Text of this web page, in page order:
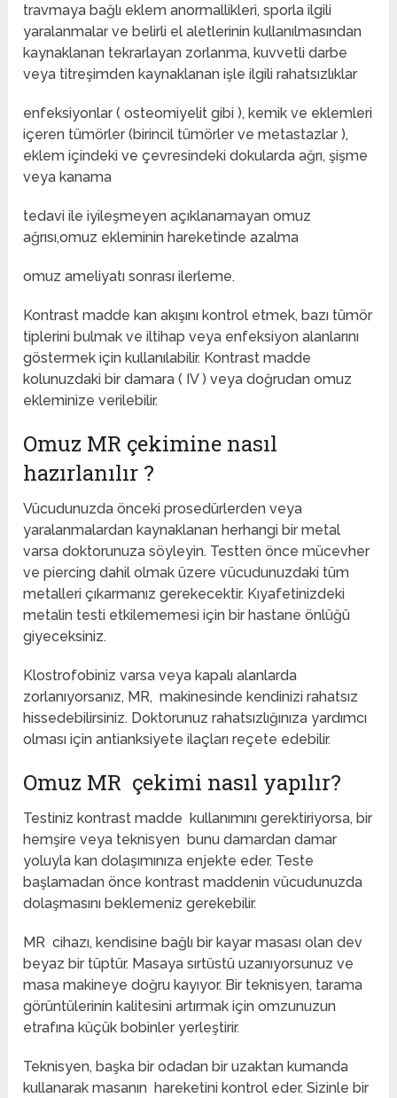
travmaya bağlı eklem anormallikleri, sporla ilgili
yaralanmalar ve belirli el aletlerinin kullanılmasından
kaynaklanan tekrarlayan zorlanma, kuvvetli darbe
veya titreşimden kaynaklanan işle ilgili rahatsızlıklar
enfeksiyonlar ( osteomiyelit gibi ), kemik ve eklemleri
içeren tümörler (birincil tümörler ve metastazlar ),
eklem içindeki ve çevresindeki dokularda ağrı, şişme
veya kanama
tedavi ile iyileşmeyen açıklanamayan omuz
ağrısı,omuz ekleminin hareketinde azalma
omuz ameliyatı sonrası ilerleme.
Kontrast madde kan akışını kontrol etmek, bazı tümör
tiplerini bulmak ve iltihap veya enfeksiyon alanlarını
göstermek için kullanılabilir. Kontrast madde
kolunuzdaki bir damara ( IV ) veya doğrudan omuz
ekleminize verilebilir.
Omuz MR çekimine nasıl
hazırlanılır ?
Vücudunuzda önceki prosedürlerden veya
yaralanmalardan kaynaklanan herhangi bir metal
varsa doktorunuza söyleyin. Testten önce mücevher
ve piercing dahil olmak üzere vücudunuzdaki tüm
metalleri çıkarmanız gerekecektir. Kıyafetinizdeki
metalin testi etkilememesi için bir hastane önlüğü
giyeceksiniz.
Klostrofobiniz varsa veya kapalı alanlarda
zorlanıyorsanız, MR, makinesinde kendinizi rahatsız
hissedebilirsiniz. Doktorunuz rahatsızlığınıza yardımcı
olması için antianksiyete ilaçları reçete edebilir.
Omuz MR çekimi nasıl yapılır?
Testiniz kontrast madde kullanımını gerektiriyorsa, bir
hemşire veya teknisyen bunu damardan damar
yoluyla kan dolaşımınıza enjekte eder. Teste
başlamadan önce kontrast maddenin vücudunuzda
dolaşmasını beklemeniz gerekebilir.
MR cihazı, kendisine bağlı bir kayar masası olan dev
beyaz bir tüptür. Masaya sırtüstü uzanıyorsunuz ve
masa makineye doğru kayıyor. Bir teknisyen, tarama
görüntülerinin kalitesini artırmak için omzunuzun
etrafına küçük bobinler yerleştirir.
Teknisyen, başka bir odadan bir uzaktan kumanda
kullanarak masanın hareketini kontrol eder. Sizinle bir